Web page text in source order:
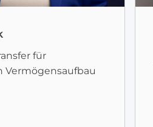
für
Vermögensaufbau